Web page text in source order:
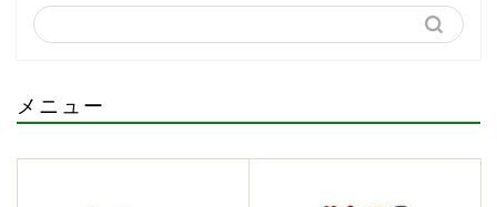
メニュー